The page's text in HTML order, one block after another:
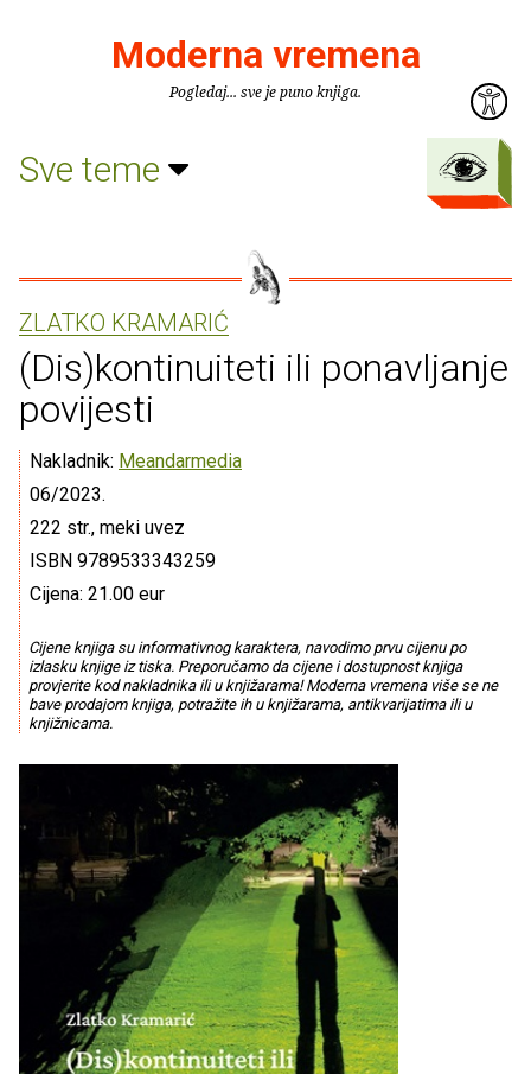
Moderna vremena
Pogledaj... sve je puno knjiga.
Sve teme
ZLATKO KRAMARIĆ
(Dis)kontinuiteti ili ponavljanje
povijesti
Nakladnik: Meandarmedia
06/2023.
222 str., meki uvez
ISBN 9789533343259
Cijena: 21.00 eur
Cijene knjiga su informativnog karaktera, navodimo prvu cijenu po
izlasku knjige iz tiska. Preporučamo da cijene i dostupnost knjiga
provjerite kod nakladnika ili u knjižarama! Moderna vremena više se ne
bave prodajom knjiga, potražite ih u knjižarama, antikvarijatima ili u
knjižnicama.